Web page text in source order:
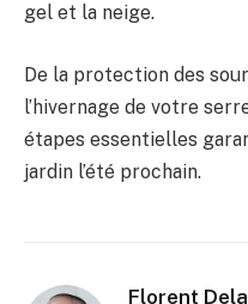
gel et la neige.
De la protection des
l’hivernage de votre
étapes essentielles
jardin l’été prochain.
Florent